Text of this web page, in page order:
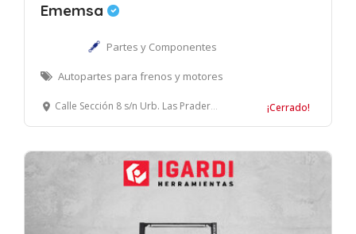
Ememsa
Partes y Componentes
Autopartes para frenos y motores
Calle Sección 8 s/n Urb. Las Praderas de Lurín, Lurín, Lima – Perú. ¡Cerrado!